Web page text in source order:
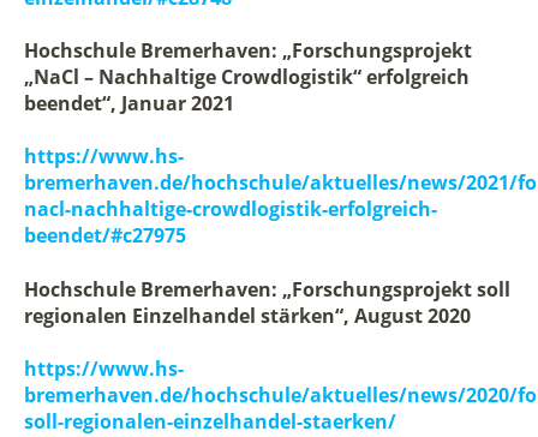
Hochschule Bremerhaven: „Forschungsprojekt
„NaCl – Nachhaltige Crowdlogistik“ erfolgreich
beendet“, Januar 2021
https://www.hs-
bremerhaven.de/hochschule/aktuelles/news/2021/
nacl-nachhaltige-crowdlogistik-erfolgreich-
beendet/#c27975
Hochschule Bremerhaven: „Forschungsprojekt soll
regionalen Einzelhandel stärken“, August 2020
https://www.hs-
bremerhaven.de/hochschule/aktuelles/news/2020/
soll-regionalen-einzelhandel-staerken/